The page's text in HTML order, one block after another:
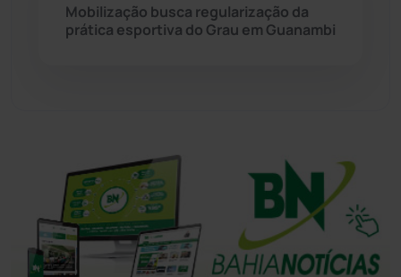
Tecnologia (12)
Mobilização busca regularização da
prática esportiva do Grau em Guanambi